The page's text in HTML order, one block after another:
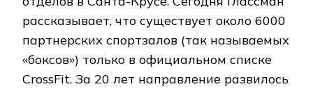
рассказывает, что существует около 6000
партнерских спортзалов (так называемых
«боксов») только в официальном списке
CrossFit. За 20 лет направление развилось